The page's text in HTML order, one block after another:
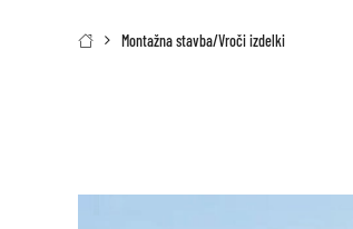
 Montažna stavba/Vroči izdelki